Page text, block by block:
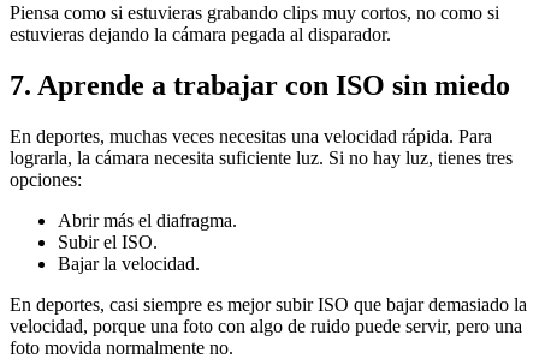
Piensa como si estuvieras grabando clips muy cortos, no como si
estuvieras dejando la cámara pegada al disparador.
7. Aprende a trabajar con ISO sin miedo
En deportes, muchas veces necesitas una velocidad rápida. Para
lograrla, la cámara necesita suficiente luz. Si no hay luz, tienes tres
opciones:
Abrir más el diafragma.
Subir el ISO.
Bajar la velocidad.
En deportes, casi siempre es mejor subir ISO que bajar demasiado la
velocidad, porque una foto con algo de ruido puede servir, pero una
foto movida normalmente no.